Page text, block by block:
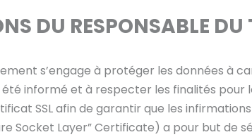
DU RESPONSABLE DU
s’engage à protéger les données à
été informé et à respecter les finalités
SSL afin de garantir que les
Socket Layer” Certificate) a pour but de